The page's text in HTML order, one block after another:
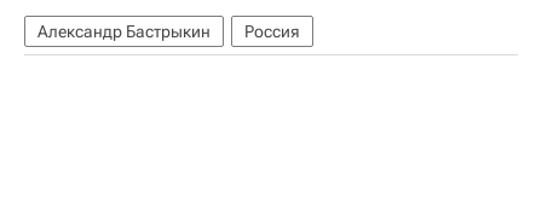
Александр Бастрыкин Россия